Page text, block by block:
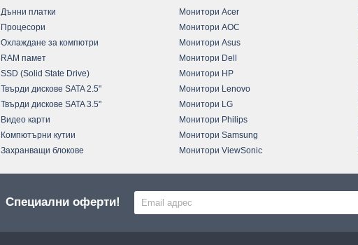
Дънни платки
Процесори
Охлаждане за компютри
RAM памет
SSD (Solid State Drive)
Твърди дискове SATA 2.5"
Твърди дискове SATA 3.5"
Видео карти
Компютърни кутии
Захранващи блокове
Монитори Acer
Монитори AOC
Монитори Asus
Монитори Dell
Монитори HP
Монитори Lenovo
Монитори LG
Монитори Philips
Монитори Samsung
Монитори ViewSonic
Специални оферти!